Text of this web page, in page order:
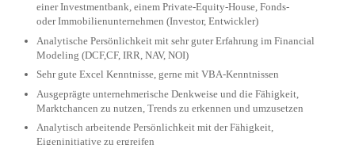
einer Investmentbank, einem Private-Equity-House, Fonds-
oder Immobilienunternehmen (Investor, Entwickler)
Analytische Persönlichkeit mit sehr guter Erfahrung im Financial
Modeling (DCF,CF, IRR, NAV, NOI)
Sehr gute Excel Kenntnisse, gerne mit VBA-Kenntnissen
Ausgeprägte unternehmerische Denkweise und die Fähigkeit,
Marktchancen zu nutzen, Trends zu erkennen und umzusetzen
Analytisch arbeitende Persönlichkeit mit der Fähigkeit,
Eigeninitiative zu ergreifen